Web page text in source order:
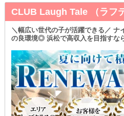
不安や不満・気になる点を全てなく
仕事に集中できますよ◎
頑張るあなたを、当店では全面的に
CLUB Laugh Tale （ラフ
＼幅広い世代の子が活躍できる／ ナ
の良環境◎ 浜松で高収入を目指すな